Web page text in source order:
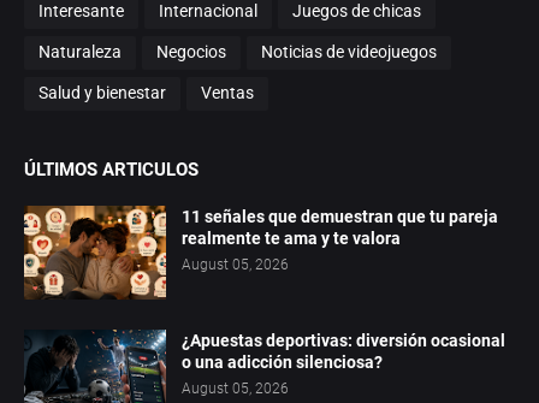
Interesante Internacional Juegos de chicas
Naturaleza Negocios Noticias de videojuegos
Salud y bienestar Ventas
ÚLTIMOS ARTICULOS
11 señales que demuestran que tu pareja
realmente te ama y te valora
August 05, 2026
¿Apuestas deportivas: diversión ocasional
o una adicción silenciosa?
August 05, 2026